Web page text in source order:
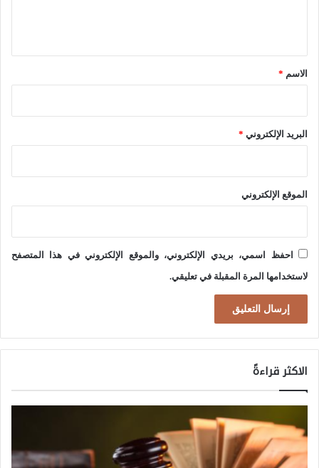
ب
د
ل
ع
د
ي
ه
ف
ي
ي
*
الاسم *
البريد الإلكتروني *
الموقع الإلكتروني
احفظ اسمي، بريدي الإلكتروني، والموقع الإلكتروني في هذا المتصفح
لاستخدامها المرة المقبلة في تعليقي.
الاكثر قراءةً